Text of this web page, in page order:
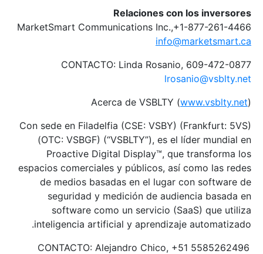
Relaciones con los inversores
MarketSmart Communications Inc.,+1-877-261-4466
info@marketsmart.ca
CONTACTO: Linda Rosanio, 609-472-0877
lrosanio@vsblty.net
Acerca de VSBLTY (www.vsblty.net)
Con sede en Filadelfia (CSE: VSBY) (Frankfurt: 5VS)
(OTC: VSBGF) (“VSBLTY”), es el líder mundial en
Proactive Digital Display™, que transforma los
espacios comerciales y públicos, así como las redes
de medios basadas en el lugar con software de
seguridad y medición de audiencia basada en
software como un servicio (SaaS) que utiliza
inteligencia artificial y aprendizaje automatizado.
CONTACTO: Alejandro Chico, +51 5585262496